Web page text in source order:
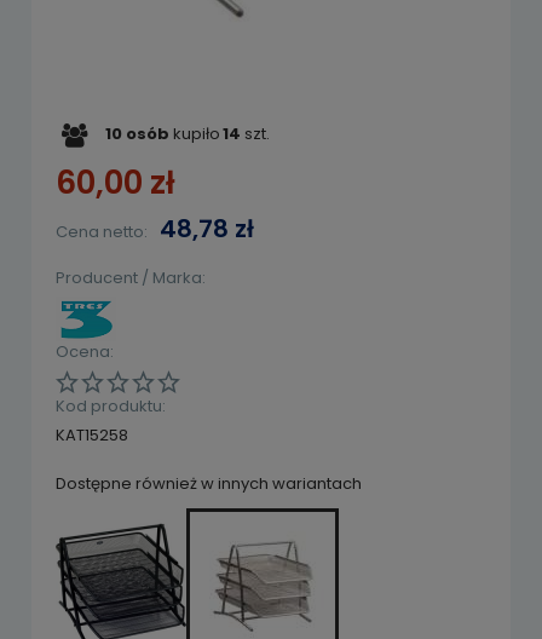
10 osób kupiło14 szt.
60,00 zł
Cena netto: 48,78 zł
Ocena:
Producent / Marka:
Kod produktu:
KAT15258
Dostępne również w innych wariantach